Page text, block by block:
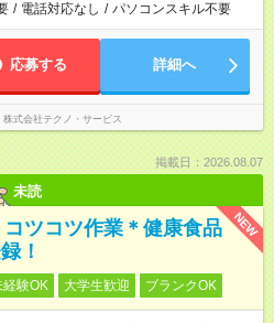
/ 電話対応なし / パソコンスキル不要
応募する 詳細へ
株式会社テクノ・サービス
掲載日：2026.08.07
未読
NEW
ツコツ作業＊健康食品
！
験OK 大学生歓迎 ブランクOK